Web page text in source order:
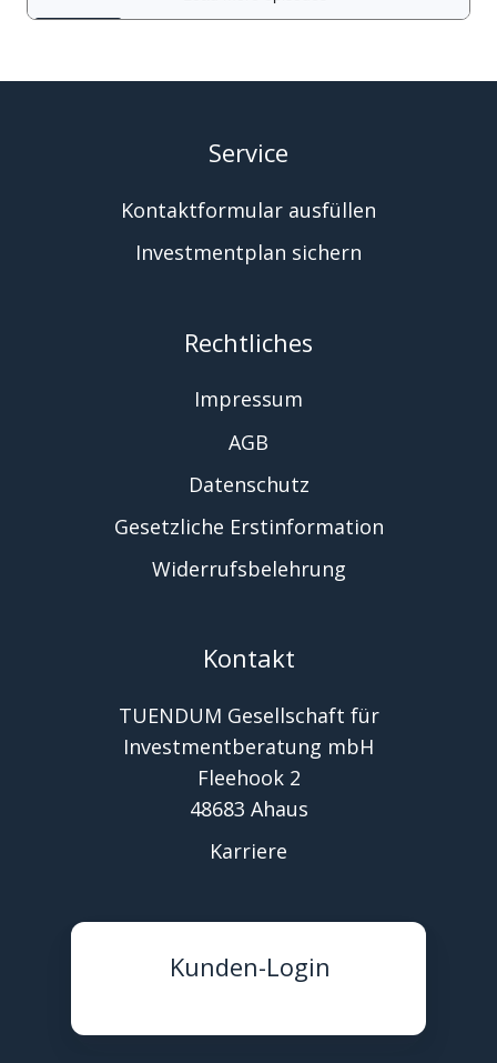
Service
Kontaktformular ausfüllen
Investmentplan sichern
Rechtliches
Impressum
AGB
Datenschutz
Gesetzliche Erstinformation
Widerrufsbelehrung
Kontakt
TUENDUM Gesellschaft für
Investmentberatung mbH
Fleehook 2
48683 Ahaus
Karriere
Kunden-Login